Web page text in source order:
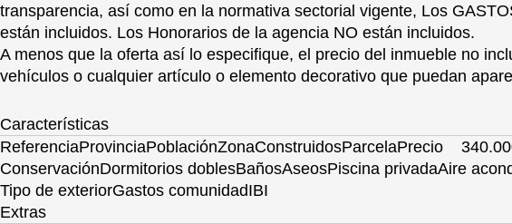
transparencia, así como en la normativa sectorial vigente, Los
están incluidos. Los Honorarios de la agencia NO están incluidos.
A menos que la oferta así lo especifique, el precio del inmueble no
vehículos o cualquier artículo o elemento decorativo que puedan
Características
ReferenciaProvinciaPoblaciónZonaConstruidosParcelaPrecio
ConservaciónDormitorios doblesBañosAseosPiscina privadaAire
Tipo de exteriorGastos comunidadIBI
Extras